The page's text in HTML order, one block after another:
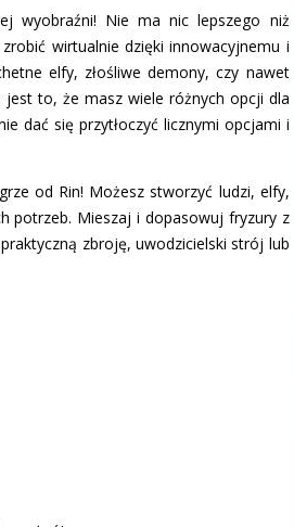
wyobraźni! Nie ma nic lepszego niż
wirtualnie dzięki innowacyjnemu i
elfy, złośliwe demony, czy nawet
to, że masz wiele różnych opcji dla
dać się przytłoczyć licznymi opcjami i
od Rin! Możesz stworzyć ludzi, elfy,
potrzeb. Mieszaj i dopasowuj fryzury z
zbroję, uwodzicielski strój lub